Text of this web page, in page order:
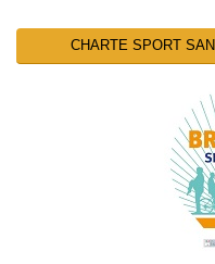
CHARTE SPORT